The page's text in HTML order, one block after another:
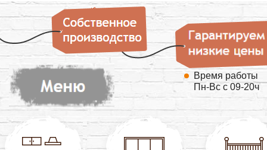
Время работы
Пн-Вс с 09-20ч